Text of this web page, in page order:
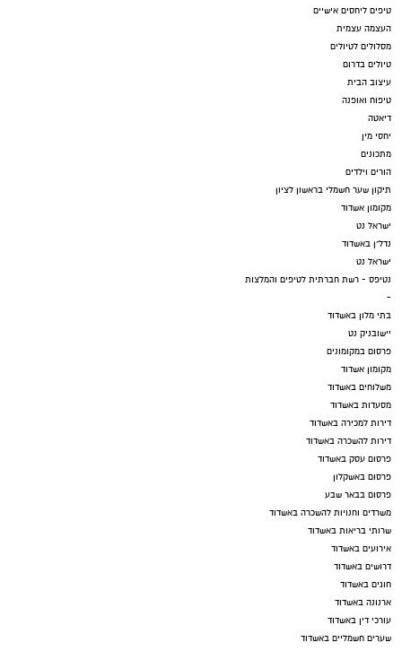
טיפים ליחסים אישיים
העצמה עצמית
מסלולים לטיולים
טיולים בדרום
עיצוב הבית
טיפוח ואופנה
דיאטה
יחסי מין
מתכונים
הורים וילדים
תיקון שער חשמלי בראשון לציון
מקומון אשדוד
ישראל נט
נדל"ן באשדוד
ישראל נט
נטיפס - רשת חברתית לטיפים והמלצות
-
בתי מלון באשדוד
יישובניק נט
פרסום במקומונים
מקומון אשדוד
משלוחים באשדוד
מסעדות באשדוד
דירות למכירה באשדוד
דירות להשכרה באשדוד
פרסום עסק באשדוד
פרסום באשקלון
פרסום בבאר שבע
משרדים וחנויות להשכרה באשדוד
שרותי בריאות באשדוד
אירועים באשדוד
דרושים באשדוד
חוגים באשדוד
ארנונה באשדוד
עורכי דין באשדוד
שערים חשמליים באשדוד